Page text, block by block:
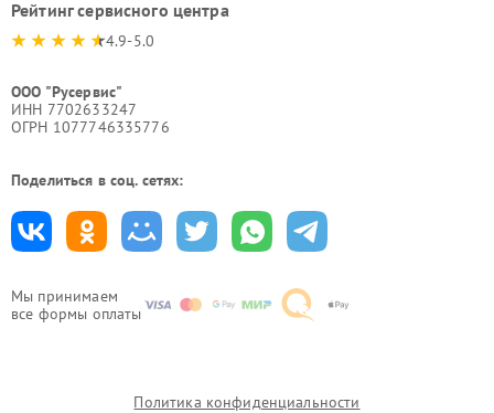
Мы принимаем
все формы оплаты
Рейтинг сервисного центра
4.9-5.0
ООО "Русервис"
ИНН 7702633247
ОГРН 1077746335776
Поделиться в соц. сетях:
Политика конфиденциальности